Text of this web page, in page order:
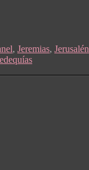
, Jeremias, Jerusalén